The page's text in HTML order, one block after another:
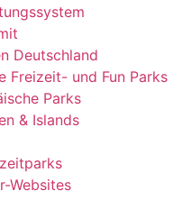
Deutschland
Freizeit- und Fun Parks
Parks
& Islands
Websites